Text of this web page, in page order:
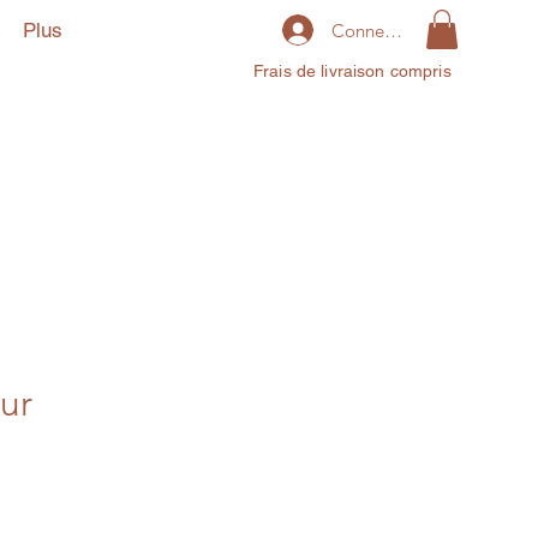
Plus Connexion
Frais de livraison compris